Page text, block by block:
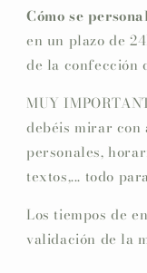
Cómo se
en un plazo de
de la confección
MUY
debéis mirar con
personales,
textos,... todo
Los tiempos de
validación de la